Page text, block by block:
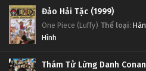
Đảo Hải Tặc (1999)
One Piece (Luffy) Thể loại:
Hình
Thám Tử Lừng Danh